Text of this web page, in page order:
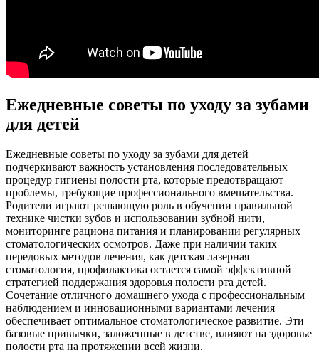
Ежедневные советы по уходу за зубами
для детей
Ежедневные советы по уходу за зубами для детей
подчеркивают важность установления последовательных
процедур гигиены полости рта, которые предотвращают
проблемы, требующие профессионального вмешательства.
Родители играют решающую роль в обучении правильной
технике чистки зубов и использовании зубной нити,
мониторинге рациона питания и планировании регулярных
стоматологических осмотров. Даже при наличии таких
передовых методов лечения, как детская лазерная
стоматология, профилактика остается самой эффективной
стратегией поддержания здоровья полости рта детей.
Сочетание отличного домашнего ухода с профессиональным
наблюдением и инновационными вариантами лечения
обеспечивает оптимальное стоматологическое развитие. Эти
базовые привычки, заложенные в детстве, влияют на здоровье
полости рта на протяжении всей жизни.